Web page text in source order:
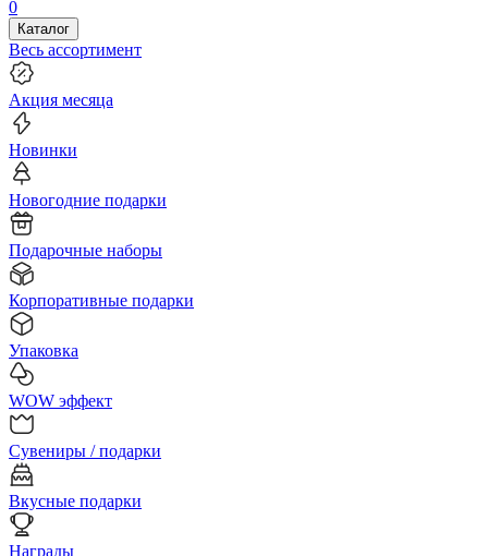
0
Каталог
Весь ассортимент
Акция месяца
Новинки
Новогодние подарки
Подарочные наборы
Корпоративные подарки
Упаковка
WOW эффект
Сувениры / подарки
Вкусные подарки
Награды